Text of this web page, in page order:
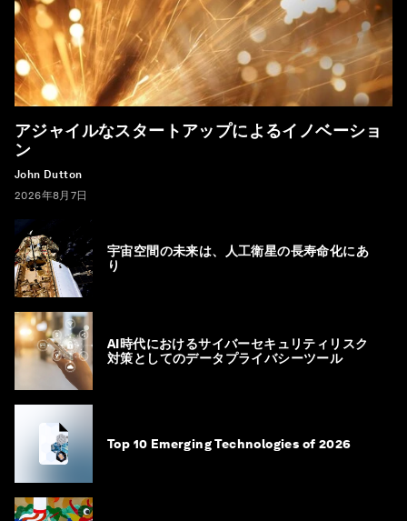
アジャイルなスタートアップによるイノベーショ
ン
John Dutton
2026年8月7日
宇宙空間の未来は、人工衛星の長寿命化にあ
り
AI時代におけるサイバーセキュリティリスク
対策としてのデータプライバシーツール
Top 10 Emerging Technologies of 2026